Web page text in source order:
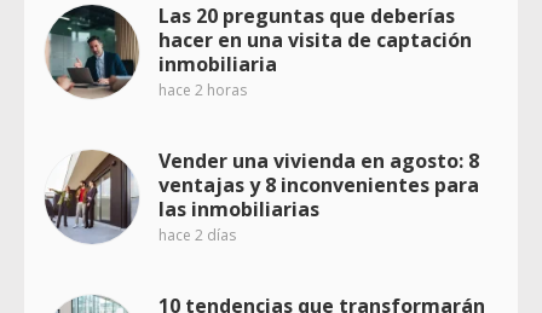
Las 20 preguntas que deberías
hacer en una visita de captación
inmobiliaria
hace 2 horas
Vender una vivienda en agosto: 8
ventajas y 8 inconvenientes para
las inmobiliarias
hace 2 días
10 tendencias que transformarán